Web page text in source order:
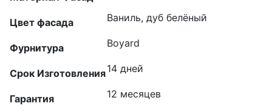
Цвет фасада Ваниль, дуб белёный
Фурнитура Boyard
Срок Изготовления14 дней
Гарантия 12 месяцев